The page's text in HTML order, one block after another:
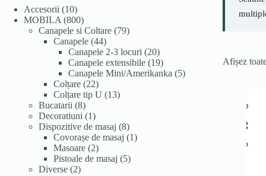
Afișez
Accesorii 1010
produse
MOBILA 800800
de
produse
Canapele si Coltare 7979
produse
Canapele 4444
de
produse
Canapele 2-3 locuri 2020
de
produse
Canapele extensibile 1919
produse
Canapele Mini/Amerikanka 55
Colțare 2222
de
Colțare tip U 1313
Bucatarii 88
produse
Decoratiuni 11
produs
Dispozitive de masaj 88
produse
Covorașe de masaj 11
Masoare 22
produse
Pistoale de masaj 55
Diverse 22